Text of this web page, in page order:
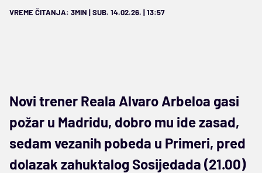
VREME ČITANJA: 3MIN | SUB. 14.02.26. | 13:57
Novi trener Reala Alvaro Arbeloa gasi
požar u Madridu, dobro mu ide zasad,
sedam vezanih pobeda u Primeri, pred
dolazak zahuktalog Sosijedada (21.00)